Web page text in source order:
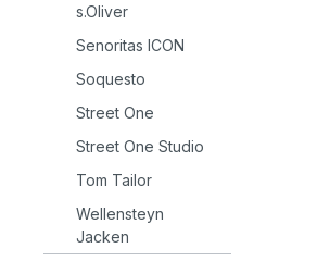
s.Oliver
Senoritas ICON
Soquesto
Street One
Street One Studio
Tom Tailor
Wellensteyn
Jacken